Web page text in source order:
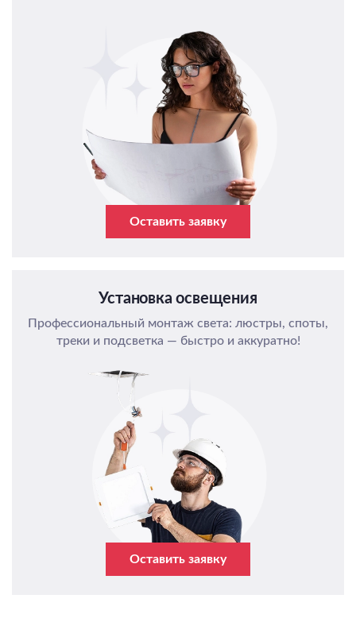
Оставить заявку
Установка освещения
Профессиональный монтаж света: люстры, споты,
треки и подсветка — быстро и аккуратно!
Оставить заявку